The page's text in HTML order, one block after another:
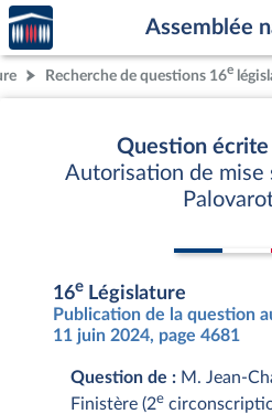
Aller au contenu
Aller en bas de la page
Accèder
à la
page
d'accueil
Assemblée
Recherche de questions 16e
Question écrite
Autorisation de mise
16e Législature
Publication de la question
11 juin 2024, page 4681
Question de : M. Jean-
Finistère (2e